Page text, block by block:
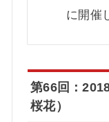
に開催
第66回：
桜花）